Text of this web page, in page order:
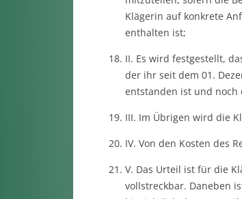
Klägerin auf konkrete
enthalten ist;
II. Es wird festgestellt,
der ihr seit dem 01.
entstanden ist und noch
III. Im Übrigen wird die
IV. Von den Kosten des
V. Das Urteil ist für die
vollstreckbar. Daneben